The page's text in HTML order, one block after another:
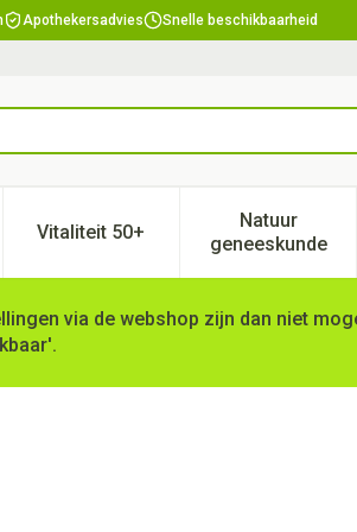
Apothekersadvies Snelle beschikbaarheid
categorie
en vitamines categorie
voor Zwangerschap en kinderen
Vitaliteit 50+Toon submenu voor Vitaliteit
Natuur
geneeskunde
Toon
via de webshop zijn dan niet